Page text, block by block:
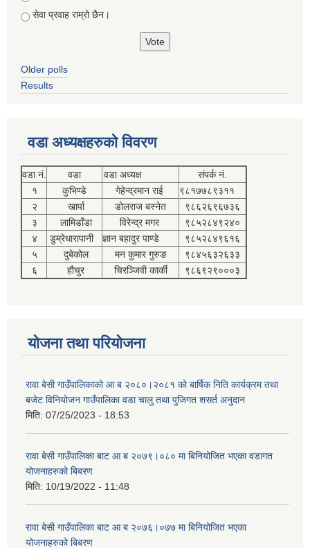
सेवा प्रवाह राम्रो छैन।
Older polls
Results
वडा अध्यक्षहरुको विवरण
वडा नं. वडा वडा अध्यक्ष
संपर्क नं.
१
कुभिण्डे गेहेन्द्रमान राई
९८१७७८९३११
२
खार्पा डोलराज बस्नेत
९८६२६९६७३६
३
लामिडाँडा विरेन्द्र मगर
९८५२८४९२४०
४
डुम्रेधारापानी ज्ञान बहादुर पाण्डे
९८५२८४९६१६
५
दुबेकोल मन कुमार गुरुङ
९८४५६३२६३३
६
हौचुर चिरञ्जिवी कार्की ९८६९२९०००३
योजना तथा परियोजना
रावा बेसी गाउँपालिकाको आ ब २०८०।२०८१ को बार्षिक निति कार्यक्रम तथा
बजेट विनियोजन गाउँपालिका वडा चालु तथा पुजिगत शसर्त अनुदान
मिति: 07/25/2023 - 18:53
रावा बेसी गाउँपालिका बाट आ ब २०७९।०८० मा बिनियोजित भएका वडागत
योजनाहरुको बिबरण
मिति: 10/19/2022 - 11:48
रावा बेसी गाउँपालिका बाट आ ब २०७६।०७७ मा बिनियोजित भएका
योजनाहरुको बिबरण